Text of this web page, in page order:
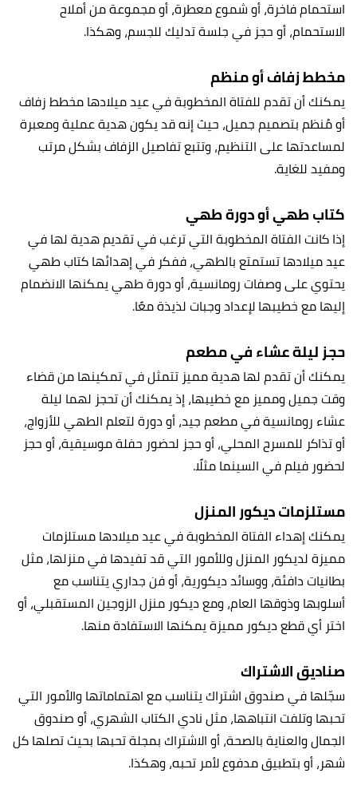
استحمام فاخرة، أو شموع معطرة، أو مجموعة من أملاح
الاستحمام، أو حجز في جلسة تدليك للجسم، وهكذا.
مخطط زفاف أو منظم
يمكنك أن تقدم للفتاة المخطوبة في عيد ميلادها مخطط زفاف
أو مُنظم بتصميم جميل، حيث إنه قد يكون هدية عملية ومعبرة
لمساعدتها على التنظيم، وتتبع تفاصيل الزفاف بشكل مرتب
ومفيد للغاية.
كتاب طهي أو دورة طهي
إذا كانت الفتاة المخطوبة التي ترغب في تقديم هدية لها في
عيد ميلادها تستمتع بالطهي، ففكر في إهدائها كتاب طهي
يحتوي على وصفات رومانسية، أو دورة طهي يمكنها الانضمام
إليها مع خطيبها لإعداد وجبات لذيذة معًا.
حجز ليلة عشاء في مطعم
يمكنك أن تقدم لها هدية مميز تتمثل في تمكينها من قضاء
وقت جميل ومميز مع خطيبها، إذ يمكنك أن تحجز لهما ليلة
عشاء رومانسية في مطعم جيد، أو دورة لتعلم الطهي للأزواج،
أو تذاكر للمسرح المحلي، أو حجز لحضور حفلة موسيقية، أو حجز
لحضور فيلم في السينما مثلًا.
مستلزمات ديكور المنزل
يمكنك إهداء الفتاة المخطوبة في عيد ميلادها مستلزمات
مميزة لديكور المنزل وللأمور التي قد تفيدها في منزلها، مثل
بطانيات دافئة، ووسائد ديكورية، أو فن جداري يتناسب مع
أسلوبها وذوقها العام، ومع ديكور منزل الزوجين المستقبلي، أو
اختر أي قطع ديكور مميزة يمكنها الاستفادة منها.
صناديق الاشتراك
سجّلها في صندوق اشتراك يتناسب مع اهتماماتها والأمور التي
تحبها وتلفت انتباهها، مثل نادي الكتاب الشهري، أو صندوق
الجمال والعناية بالصحة، أو الاشتراك بمجلة تحبها بحيث تصلها كل
شهر، أو بتطبيق مدفوع لأمر تحبه، وهكذا.